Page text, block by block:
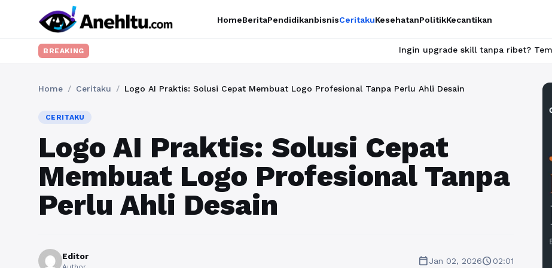
HomeBeritaPendidikanbisnisCeritakuKesehatanPolitikKecantikan
BREAKING Ingin upgrade skill tanpa ribet? Temukan kelas
Home / Ceritaku / Logo AI Praktis: Solusi Cepat Membuat Logo Profesional Tanpa Perlu Ahli Desain
CERITAKU
Logo AI Praktis: Solusi Cepat
Membuat Logo Profesional Tanpa
Perlu Ahli Desain
Editor calendar_todayJan 02, 2026schedule02:01